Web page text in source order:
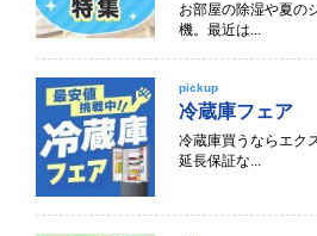
お部屋の除湿や夏の
機。最近は...
pickup
冷蔵庫フェア
冷蔵庫買うならエク
延長保証な...